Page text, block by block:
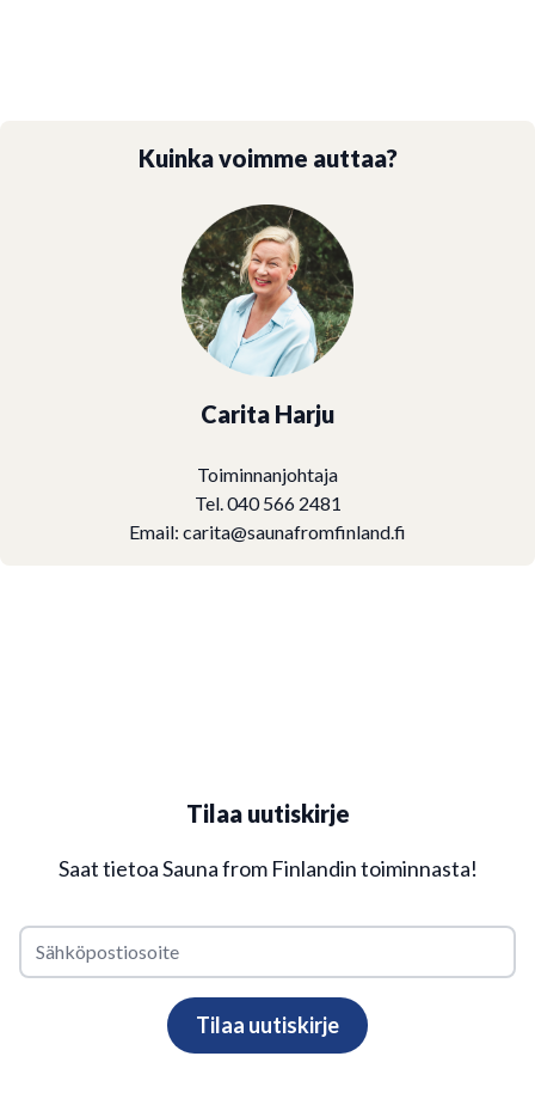
Kuinka voimme auttaa?
Carita Harju
Toiminnanjohtaja
Tel. 040 566 2481
Email: carita@saunafromfinland.fi
Tilaa uutiskirje
Saat tietoa Sauna from Finlandin toiminnasta!